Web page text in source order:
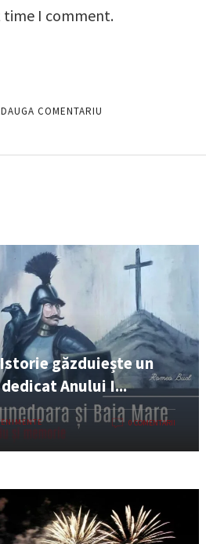
time I comment.
găzduiește un
Anului I...
0 COMENTARII